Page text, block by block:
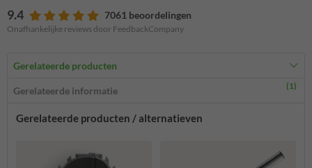
9.4 7061 beoordelingen
Onafhankelijke reviews door FeedbackCompany
Gerelateerde producten
Gerelateerde informatie (1)
Gerelateerde producten / alternatieven